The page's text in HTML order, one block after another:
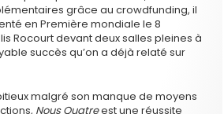
grâce au crowdfunding, il
en Première mondiale le 8
Rocourt devant deux salles pleines à
succès qu’on a déjà relaté sur
malgré son manque de moyens
Nous Quatreest une réussite